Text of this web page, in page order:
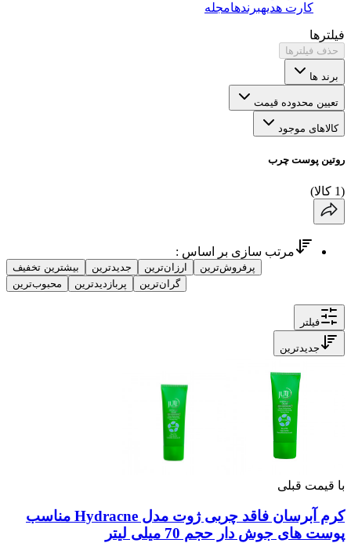
کارت هدیهبرندهامجله
فیلترها
حذف فیلترها
برند ها
تعیین محدوده قیمت
کالاهای موجود
روتین پوست چرب
(
1 کالا)
مرتب سازی بر اساس :
بیشترین تخفیف جدیدترین ارزان‌ترین
پرفروش‌ترین
محبوب‌ترین
پربازدیدترین گران‌ترین
فیلتر
جدیدترین
با قیمت قبلی
کرم آبرسان فاقد چربی ژوت مدل Hydracne مناسب
پوست های جوش دار حجم 70 میلی لیتر